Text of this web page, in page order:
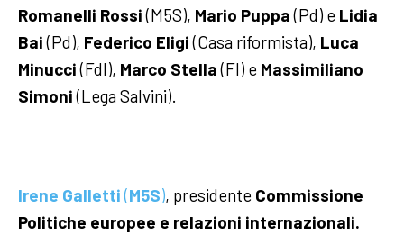
Romanelli Rossi(M5S), Mario Puppa(Pd) e Lidia
Bai(Pd), Federico Eligi(Casa riformista), Luca
Minucci(FdI), Marco Stella(FI) e Massimiliano
Simoni(Lega Salvini).
Irene Galletti(M5S), presidente Commissione
Politiche europee e relazioni internazionali.